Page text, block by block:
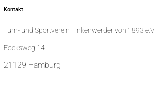
Kontakt
Turn- und Sportverein Finkenwerder von 1893 e.V.
Focksweg 14
21129 Hamburg